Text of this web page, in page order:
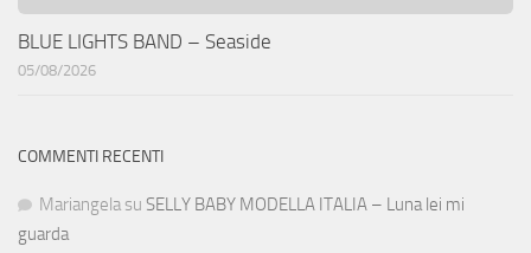
BLUE LIGHTS BAND – Seaside
05/08/2026
COMMENTI RECENTI
Mariangela su SELLY BABY MODELLA ITALIA – Luna lei mi
guarda